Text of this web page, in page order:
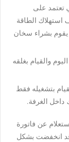
تعتمد على
الطاقة
أن يقوم بشراء سخان
والقيام بغلقه
بتشغيله فقط
داخل الغرفة.
عن فاتورة
قد انخفضت بشكل